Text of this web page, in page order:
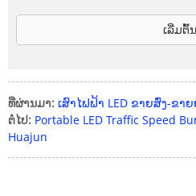
ເລີ່ມ​ຕົ້ນ
ທີ່ຜ່ານມາ: ເສົາໄຟຟ້າ LED ຂາຍສົ່ງ-ຂາ
ຕໍ່ໄປ: Portable LED Traffic Speed
Huajun